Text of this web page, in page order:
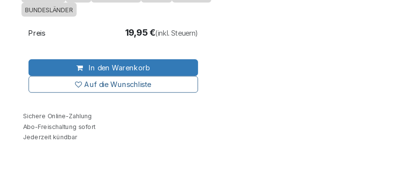
BUNDESLÄNDER
In den Warenkorb
Auf die Wunschliste
Preis 19,95€(inkl. Steuern)
Sichere Online-Zahlung
Abo-Freischaltung sofort
Jederzeit kündbar